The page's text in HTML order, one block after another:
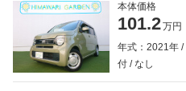
本体価格
101.2万円
年式：2021年
付
なし